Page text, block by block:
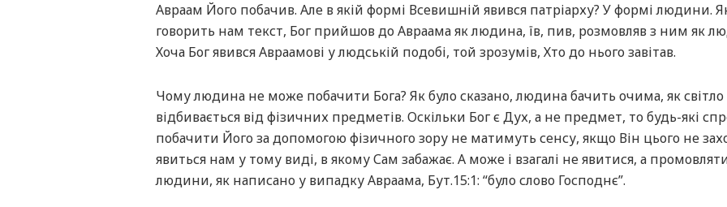
Авраам Його побачив. Але в якій формі Всевишній явився патріарху? У формі людини.
говорить нам текст, Бог прийшов до Авраама як людина, їв, пив, розмовляв з ним як
Хоча Бог явився Авраамові у людській подобі, той зрозумів, Хто до нього завітав.
Чому людина не може побачити Бога? Як було сказано, людина бачить очима, як світло
відбивається від фізичних предметів. Оскільки Бог є Дух, а не предмет, то будь-які
побачити Його за допомогою фізичного зору не матимуть сенсу, якщо Він цього не
явиться нам у тому виді, в якому Сам забажає. А може і взагалі не явитися, а
людини, як написано у випадку Авраама, Бут.15:1: “було слово Господнє”.